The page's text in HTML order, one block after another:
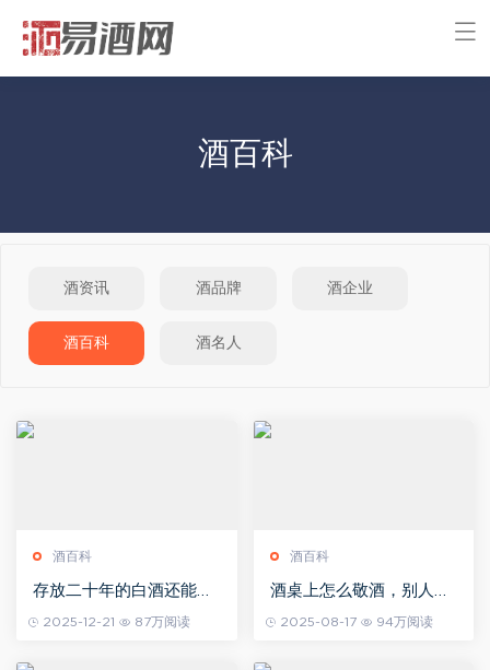
酒百科
酒资讯 酒品牌 酒企业
酒百科 酒名人
酒百科
存放二十年的白酒还能不
2025-12-21 87万阅读
酒百科
酒桌上怎么敬酒，别人才
2025-08-17 94万阅读